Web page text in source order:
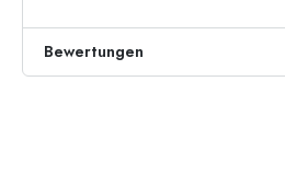
Bewertungen